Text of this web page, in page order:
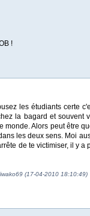
!
les étudiants certe
la bagard et souvent
monde. Alors peut être
les deux sens. Moi
de te victimiser, il y
(17-04-2010 18:10:49)